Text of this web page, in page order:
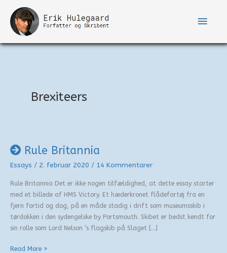
indholdet
Brexiteers
Rule Britannia
Essays / 2. februar 2020 / 14 Kommentarer
Rule Britannia Det er ikke nogen tilfældighed, at dette essay starter
med et billede af HMS Victory. Et hæderkronet flådefartøj fra en
fjern fortid og dog, på en måde stadig i drift som museumsskib i
tørdokken i den sydengelske by Portsmouth. Skibet er bedst kendt for
sin rolle som Lord Nelson ‘s flagskib på Slaget […]
Rule
Read More »